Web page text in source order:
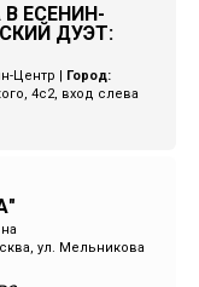
ЕСЕНИН-
ДУЭТ:
Центр | Город:
4с2, вход слева
ул. Мельникова